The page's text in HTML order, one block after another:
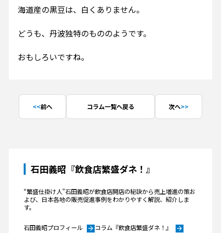
海道産の黒豆は、白くありません。
どうも、丹波独特のもののようです。
おもしろいですね。
前へ コラム一覧へ戻る 次へ
石田義昭『飲食店繁盛ダネ！』
“繁盛仕掛け人”石田義昭が飲食店開店の秘訣から売上増進の策お
よび、日本各地の販売促進事例をわかりやすく解説、紹介しま
す。
石田義昭プロフィール arrow_forwardコラム『飲食店繁盛ダネ！』 arrow_forward